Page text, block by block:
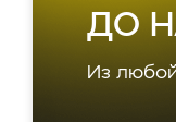
ДО
Из